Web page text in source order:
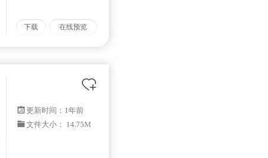
下载 在线预览
更新时间： 1年前
文件大小： 14.75M